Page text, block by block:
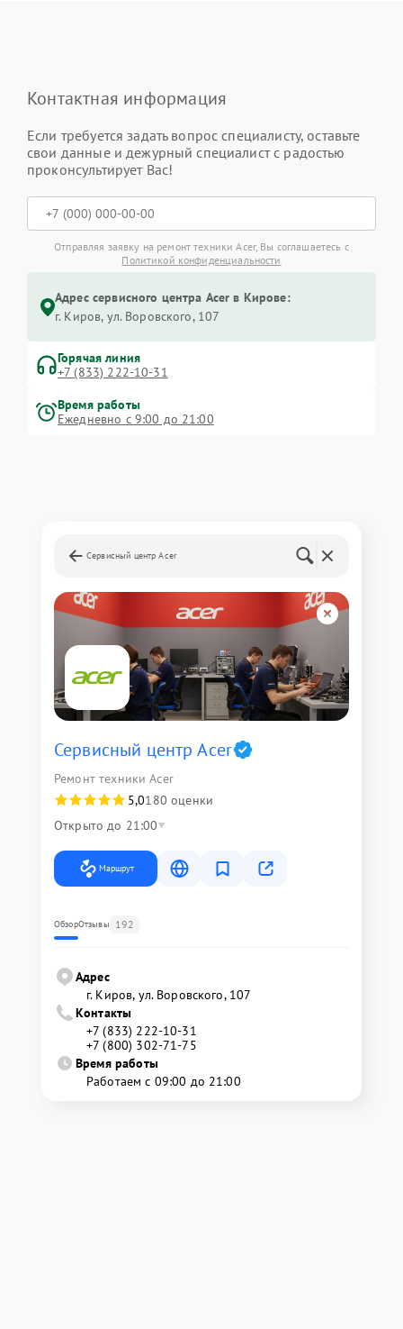
Контактная информация
Если требуется задать вопрос специалисту, оставьте
свои данные и дежурный специалист с радостью
проконсультирует Вас!
Отправляя заявку на ремонт техники Acer, Вы соглашаетесь с
Политикой конфиденциальности
Адрес сервисного центра Acer в Кирове:
г. Киров, ул. Воровского, 107
Горячая линия
+7 (833) 222-10-31
Время работы
Ежедневно с 9:00 до 21:00
Сервисный центр Acer
Сервисный центр Acer
Ремонт техники Acer
5,0180 оценки
Открыто до 21:00
Маршрут
ОбзорОтзывы 192
Адрес
г. Киров, ул. Воровского, 107
Контакты
+7 (833) 222-10-31
+7 (800) 302-71-75
Время работы
Работаем с 09:00 до 21:00